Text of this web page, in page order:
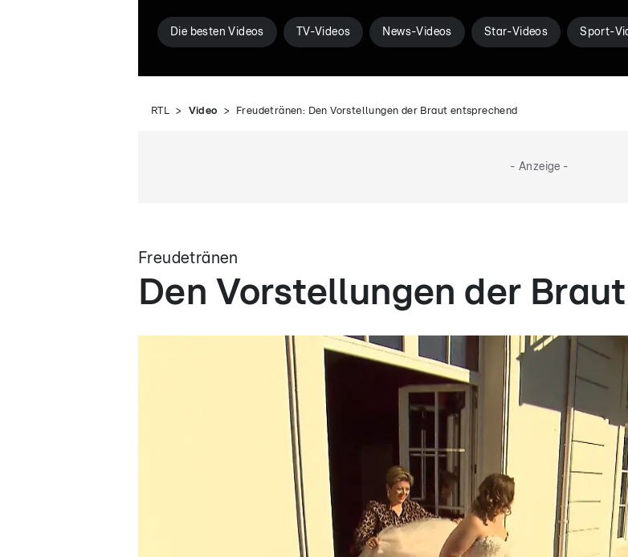
Die besten Videos TV-Videos News-Videos Star-Videos Sport-
RTL Video Freudetränen: Den Vorstellungen der Braut entsprechend
- Anzeige -
Freudetränen
Den Vorstellungen der